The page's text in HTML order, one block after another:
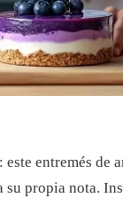
entremés de
propia nota.